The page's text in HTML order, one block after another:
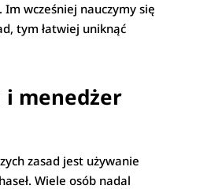
wcześniej nauczymy się
tym łatwiej uniknąć
i menedżer
zasad jest używanie
Wiele osób nadal